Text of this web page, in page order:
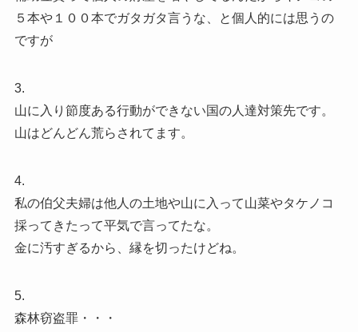
５本や１００本でガタガタ言うな、と個人的には思うの
ですが
3.
山に入り節度ある行動ができない国の人達対策先です。
山はどんどん荒らされてます。
4.
私の伯父夫婦は他人の土地や山に入って山菜やタケノコ
採ってきたって平気で言ってたな。
金に汚すぎるから、縁を切ったけどね。
5.
森林窃盗罪・・・